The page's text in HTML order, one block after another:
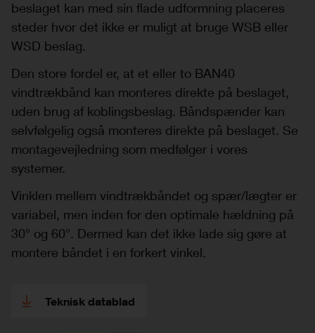
beslaget kan med sin flade udformning placeres
steder hvor det ikke er muligt at bruge WSB eller
WSD beslag.
Den store fordel er, at et eller to BAN40
vindtrækbånd kan monteres direkte på beslaget,
uden brug af koblingsbeslag. Båndspænder kan
selvfølgelig også monteres direkte på beslaget. Se
montagevejledning som medfølger i vores
systemer.
Vinklen mellem vindtrækbåndet og spær/lægter er
variabel, men inden for den optimale hældning på
30° og 60°. Dermed kan det ikke lade sig gøre at
montere båndet i en forkert vinkel.
Teknisk datablad